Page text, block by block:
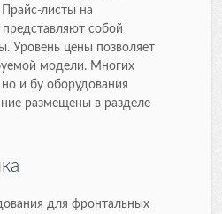
Прайс-листы на
представляют собой
Уровень цены позволяет
модели. Многих
и бу оборудования
размещены в разделе
для фронтальных